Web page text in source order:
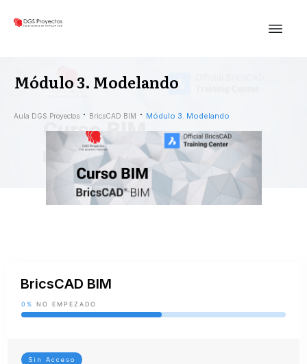
Módulo 3. Modelando
Aula DGS Proyectos BricsCAD BIM Módulo 3. Modelando
BricsCAD BIM
0% NO EMPEZADO
Sin Acceso